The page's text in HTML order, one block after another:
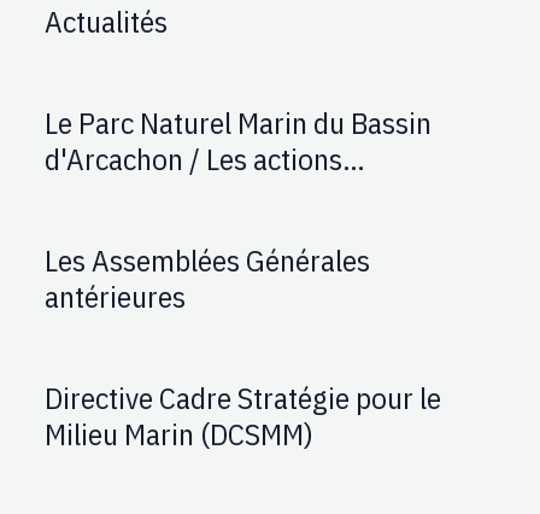
Actualités
Le Parc Naturel Marin du Bassin
d'Arcachon / Les actions
Les Assemblées Générales
antérieures
Directive Cadre Stratégie pour le
Milieu Marin (DCSMM)